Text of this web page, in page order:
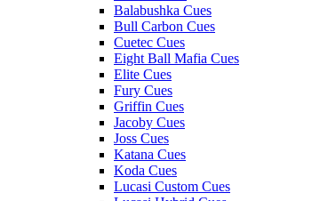
Balabushka Cues
Bull Carbon Cues
Cuetec Cues
Eight Ball Mafia Cues
Elite Cues
Fury Cues
Griffin Cues
Jacoby Cues
Joss Cues
Katana Cues
Koda Cues
Lucasi Custom Cues